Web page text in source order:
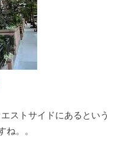
ストサイドにあるという
。。